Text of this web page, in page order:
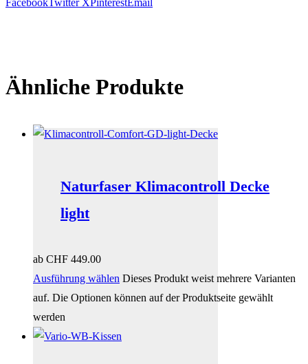
Ähnliche Produkte
Naturfaser Klimacontroll Decke
light
ab CHF 449.00
Ausführung wählen Dieses Produkt weist mehrere Varianten
auf. Die Optionen können auf der Produktseite gewählt
werden